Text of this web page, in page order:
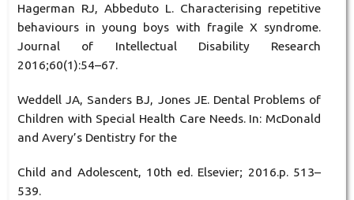
Hagerman RJ, Abbeduto L. Characterising repetitive
behaviours in young boys with fragile X syndrome.
Journal of Intellectual Disability Research
2016;60(1):54–67.
Weddell JA, Sanders BJ, Jones JE. Dental Problems of
Children with Special Health Care Needs. In: McDonald
and Avery’s Dentistry for the
Child and Adolescent, 10th ed. Elsevier; 2016.p. 513–
539.